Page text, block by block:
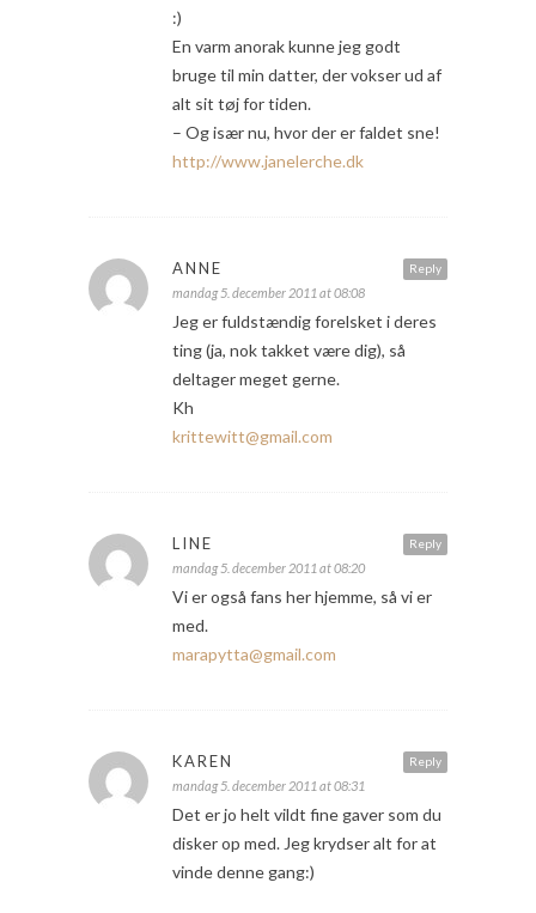
:)
En varm anorak kunne jeg godt
bruge til min datter, der vokser ud af
alt sit tøj for tiden.
– Og især nu, hvor der er faldet sne!
http://www.janelerche.dk
Reply
ANNE
mandag 5. december 2011 at 08:08
Jeg er fuldstændig forelsket i deres
ting (ja, nok takket være dig), så
deltager meget gerne.
Kh
krittewitt@gmail.com
Reply
LINE
mandag 5. december 2011 at 08:20
Vi er også fans her hjemme, så vi er
med.
marapytta@gmail.com
Reply
KAREN
mandag 5. december 2011 at 08:31
Det er jo helt vildt fine gaver som du
disker op med. Jeg krydser alt for at
vinde denne gang:)